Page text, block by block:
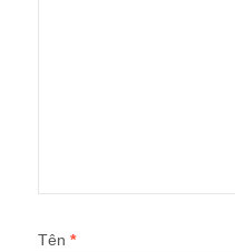
Tên *